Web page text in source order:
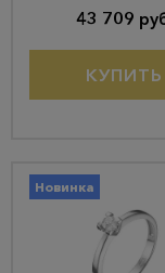
43 709
КУПИТЬ
Новинка